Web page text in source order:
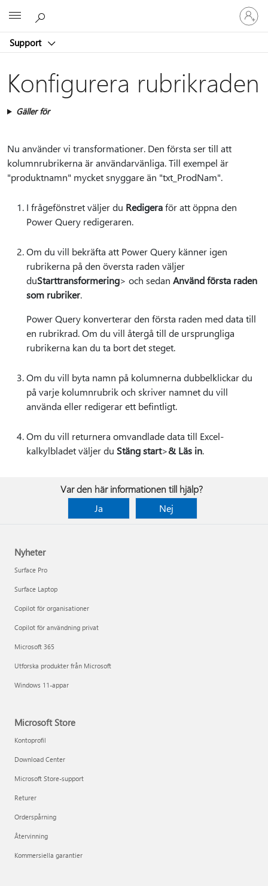
Support
Logga
in
på
konto
Konfigurera rubrikraden
Gäller för
Nu använder vi transformationer. Den första ser till att
kolumnrubrikerna är användarvänliga. Till exempel är
"produktnamn" mycket snyggare än "txt_ProdNam".
I frågefönstret väljer du Redigeraför att öppna den
Power Query redigeraren.
Om du vill bekräfta att Power Query känner igen
rubrikerna på den översta raden väljer
duStarttransformering> och sedan Använd första raden
som rubriker.
Power Query konverterar den första raden med data till
en rubrikrad. Om du vill återgå till de ursprungliga
rubrikerna kan du ta bort det steget.
Om du vill byta namn på kolumnerna dubbelklickar du
på varje kolumnrubrik och skriver namnet du vill
använda eller redigerar ett befintligt.
Om du vill returnera omvandlade data till Excel-
kalkylbladet väljer du Stäng start>& Läs in.
Var den här informationen till hjälp?
Ja
Nej
Nyheter
Surface Pro
Surface Laptop
Copilot för organisationer
Copilot för användning privat
Microsoft 365
Utforska produkter från Microsoft
Windows 11-appar
Microsoft Store
Kontoprofil
Download Center
Microsoft Store-support
Returer
Orderspårning
Återvinning
Kommersiella garantier